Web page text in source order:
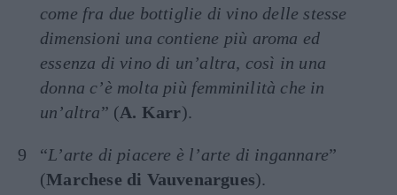
come fra due bottiglie di vino delle stesse
dimensioni una contiene più aroma ed
essenza di vino di un’altra, così in una
donna c’è molta più femminilità che in
un’altra” (A. Karr).
“L’arte di piacere è l’arte di ingannare”
(Marchese di Vauvenargues).